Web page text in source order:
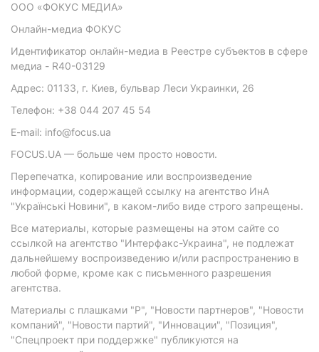
ООО «ФОКУС МЕДИА»
Онлайн-медиа ФОКУС
Идентификатор онлайн-медиа в Реестре субъектов в сфере
медиа - R40-03129
Адрес: 01133, г. Киев, бульвар Леси Украинки, 26
Телефон: +38 044 207 45 54
E-mail: info@focus.ua
FOCUS.UA — больше чем просто новости.
Перепечатка, копирование или воспроизведение
информации, содержащей ссылку на агентство ИнА
"Українські Новини", в каком-либо виде строго запрещены.
Все материалы, которые размещены на этом сайте со
ссылкой на агентство "Интерфакс-Украина", не подлежат
дальнейшему воспроизведению и/или распространению в
любой форме, кроме как с письменного разрешения
агентства.
Материалы с плашками "Р", "Новости партнеров", "Новости
компаний", "Новости партий", "Инновации", "Позиция",
"Спецпроект при поддержке" публикуются на